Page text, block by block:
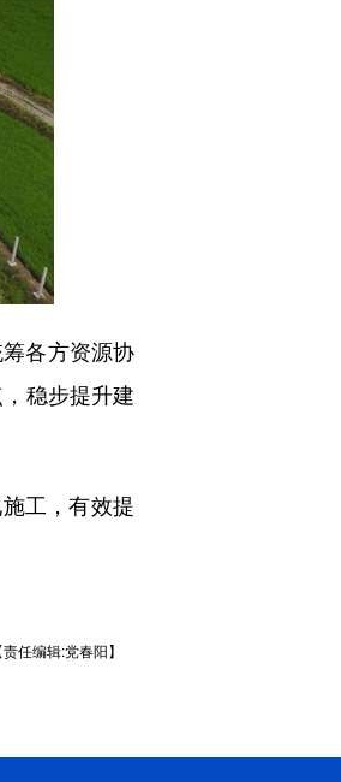
各方资源协
稳步提升建
工，有效提
责任编辑:党春阳】